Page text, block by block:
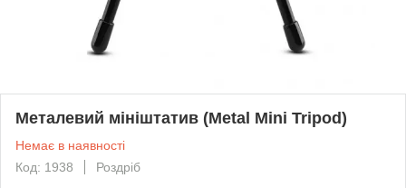
Металевий мініштатив (Metal Mini Tripod)
Немає в наявності
Код: 1938
Роздріб